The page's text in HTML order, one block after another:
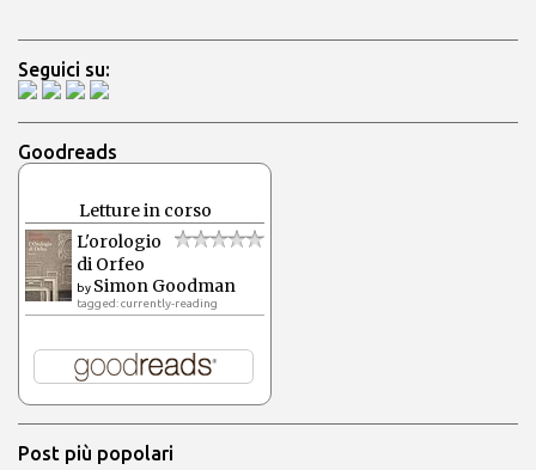
Seguici su:
Goodreads
Letture in corso
L'orologio
di Orfeo
by Simon Goodman
tagged: currently-reading
Post più popolari